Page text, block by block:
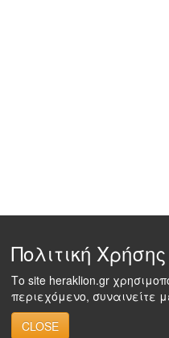
Πολιτική
Το site heraklion.gr
περιεχόμενο, συναινείτε
CLOSE